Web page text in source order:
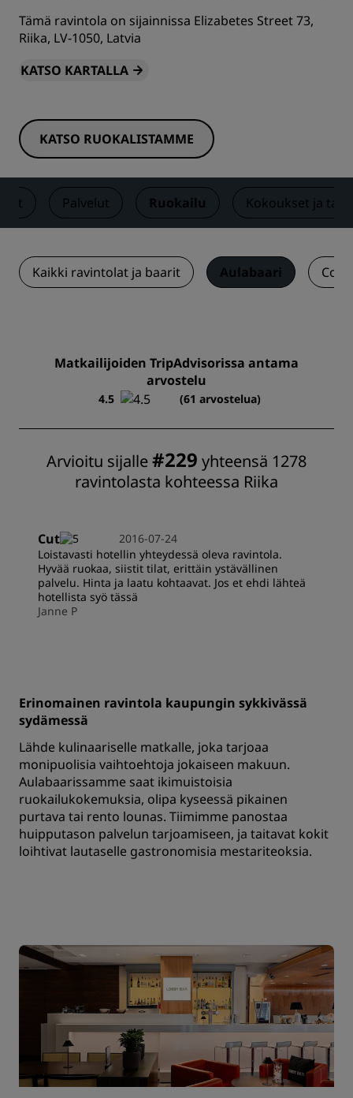
Tämä ravintola on sijainnissa Elizabetes Street 73,
Riika, LV-1050, Latvia
KATSO KARTALLA
KATSO RUOKALISTAMME
Palvelut Ruokailu Kokoukset ja
Kaikki ravintolat ja baarit Aulabaari
Matkailijoiden TripAdvisorissa antama
arvostelu
4.5 (61 arvostelua)
Arvioitu sijalle#229 yhteensä 1278
ravintolasta kohteessa Riika
Cut
2016-07-24
Loistavasti hotellin yhteydessä oleva ravintola.
Hyvää ruokaa, siistit tilat, erittäin ystävällinen
palvelu. Hinta ja laatu kohtaavat. Jos et ehdi lähteä
hotellista syö tässä
Janne P
Erinomainen ravintola kaupungin sykkivässä
sydämessä
Lähde kulinaariselle matkalle, joka tarjoaa
monipuolisia vaihtoehtoja jokaiseen makuun.
Aulabaarissamme saat ikimuistoisia
ruokailukokemuksia, olipa kyseessä pikainen
purtava tai rento lounas. Tiimimme panostaa
huipputason palvelun tarjoamiseen, ja taitavat kokit
loihtivat lautaselle gastronomisia mestariteoksia.